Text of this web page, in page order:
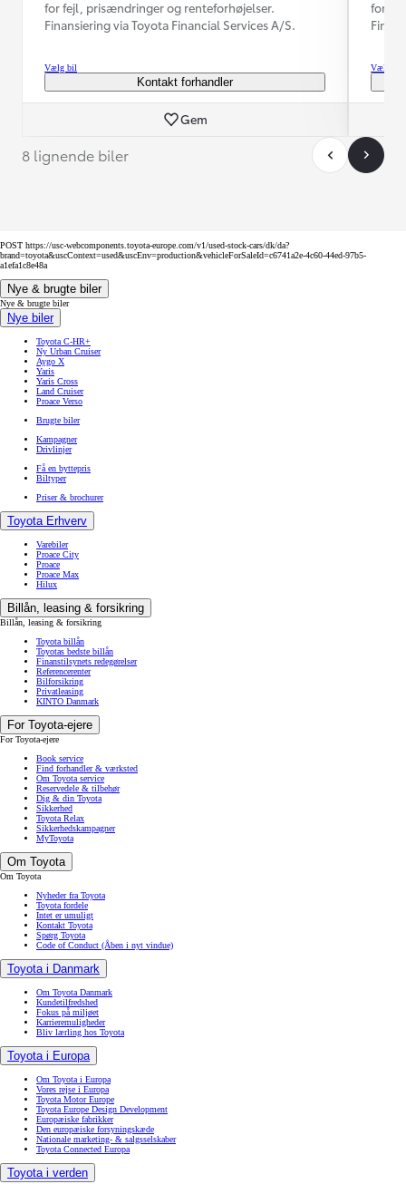
for fejl, prisændringer og renteforhøjelser.
Finansiering via Toyota Financial Services A/S.
Vælg bil
Kontakt forhandler
Gem
for
Vælg bil
8 lignende biler
POST https://usc-webcomponents.toyota-europe.com/v1/used-stock-cars/dk/da?
brand=toyota&uscContext=used&uscEnv=production&vehicleForSaleId=c6741a2e-4c60-44ed-97b5-
a1efa1c8e48a
Nye & brugte biler
Nye & brugte biler
Nye biler
Toyota C-HR+
Ny Urban Cruiser
Aygo X
Yaris
Yaris Cross
Land Cruiser
Proace Verso
Brugte biler
Kampagner
Drivlinjer
Få en byttepris
Biltyper
Priser & brochurer
Toyota Erhverv
Varebiler
Proace City
Proace
Proace Max
Hilux
Billån, leasing & forsikring
Billån, leasing & forsikring
Toyota billån
Toyotas bedste billån
Finanstilsynets redegørelser
Referencerenter
Bilforsikring
Privatleasing
KINTO Danmark
For Toyota-ejere
For Toyota-ejere
Book service
Find forhandler & værksted
Om Toyota service
Reservedele & tilbehør
Dig & din Toyota
Sikkerhed
Toyota Relax
Sikkerhedskampagner
MyToyota
Om Toyota
Om Toyota
Nyheder fra Toyota
Toyota fordele
Intet er umuligt
Kontakt Toyota
Spørg Toyota
Code of Conduct (Åben i nyt vindue)
Toyota i Danmark
Om Toyota Danmark
Kundetilfredshed
Fokus på miljøet
Karrieremuligheder
Bliv lærling hos Toyota
Toyota i Europa
Om Toyota i Europa
Vores rejse i Europa
Toyota Motor Europe
Toyota Europe Design Development
Europæiske fabrikker
Den europæiske forsyningskæde
Nationale marketing- & salgsselskaber
Toyota Connected Europa
Toyota i verden